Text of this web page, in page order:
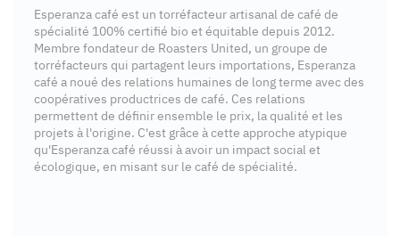
Esperanza café est un torréfacteur artisanal de café de
spécialité 100% certifié bio et équitable depuis 2012.
Membre fondateur de Roasters United, un groupe de
torréfacteurs qui partagent leurs importations, Esperanza
café a noué des relations humaines de long terme avec des
coopératives productrices de café. Ces relations
permettent de définir ensemble le prix, la qualité et les
projets à l'origine. C'est grâce à cette approche atypique
qu'Esperanza café réussi à avoir un impact social et
écologique, en misant sur le café de spécialité.